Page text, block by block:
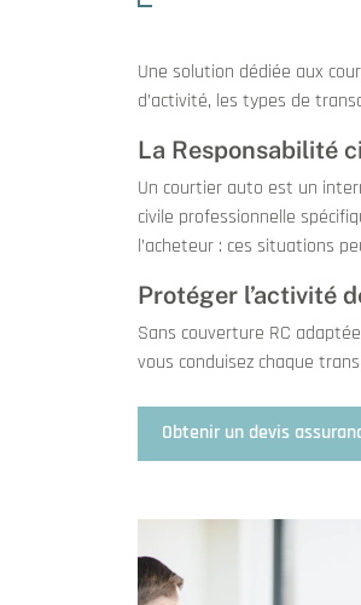
Une solution dédiée aux
d’activité, les types de
La Responsabilité
Un courtier auto est un
civile professionnelle
l’acheteur : ces situations
Protéger l’activité
Sans couverture RC
vous conduisez chaque
Obtenir un devis